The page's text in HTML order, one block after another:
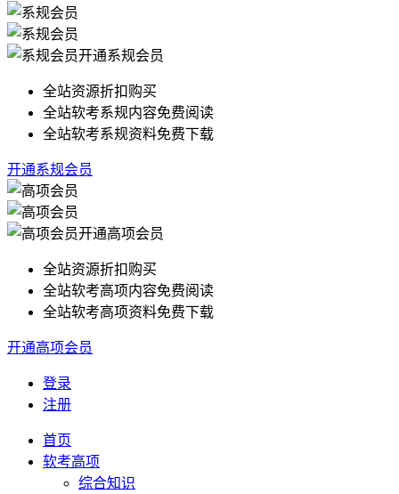
开通系规会员
全站资源折扣购买
全站软考系规内容免费阅读
全站软考系规资料免费下载
开通系规会员
开通高项会员
全站资源折扣购买
全站软考高项内容免费阅读
全站软考高项资料免费下载
开通高项会员
登录
注册
首页
软考高项
综合知识